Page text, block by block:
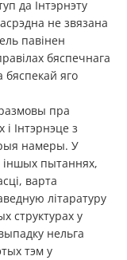
да Інтэрнэту
не звязана
павінен
бяспечнага
бяспекай яго
пра
Інтэрнэце з
намеры. У
іншых пытаннях,
варта
літаратуру
структурах у
нельга
тэм у